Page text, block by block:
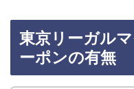
東京リーガル
ーポンの有無